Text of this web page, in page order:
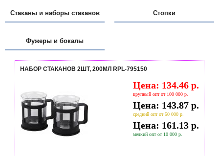
Стаканы и наборы стаканов Стопки
Фужеры и бокалы
НАБОР СТАКАНОВ 2ШТ, 200МЛ RPL-795150
Цена: 134.46 р.
крупный опт от 100 000 р.
Цена: 143.87 р.
средний опт от 50 000 р.
Цена: 161.13 р.
мелкий опт от 10 000 р.